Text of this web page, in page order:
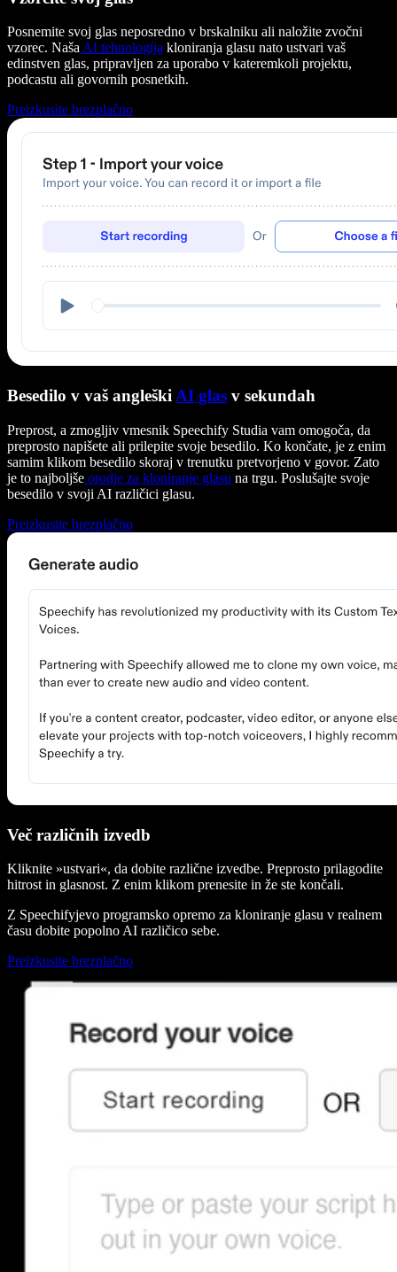
Posnemite svoj glas neposredno v brskalniku ali naložite zvočni
vzorec. NašaAI tehnologija kloniranja glasu nato ustvari vaš
edinstven glas, pripravljen za uporabo v kateremkoli projektu,
podcastu ali govornih posnetkih.
Preizkusite brezplačno
Besedilo v vaš angleški AI glas v sekundah
Preprost, a zmogljiv vmesnik Speechify Studia vam omogoča, da
preprosto napišete ali prilepite svoje besedilo. Ko končate, je z enim
samim klikom besedilo skoraj v trenutku pretvorjeno v govor. Zato
je to najboljše orodje za kloniranje glasu na trgu. Poslušajte svoje
besedilo v svoji AI različici glasu.
Preizkusite brezplačno
Več različnih izvedb
Kliknite »ustvari«, da dobite različne izvedbe. Preprosto prilagodite
hitrost in glasnost. Z enim klikom prenesite in že ste končali.
Z Speechifyjevo programsko opremo za kloniranje glasu v realnem
času dobite popolno AI različico sebe.
Preizkusite brezplačno